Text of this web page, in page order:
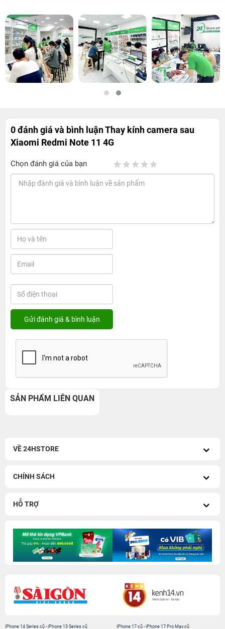
0 đánh giá và bình luậnThay kính camera sau
Xiaomi Redmi Note 11 4G
Chọn đánh giá của bạn
SẢN PHẨM LIÊN QUAN
VỀ 24HSTORE
CHÍNH SÁCH
HỖ TRỢ
iPhone 14 Series cũ -iPhone 13 Series cũ
iPhone 17 cũ-iPhone 17 Pro Max cũ